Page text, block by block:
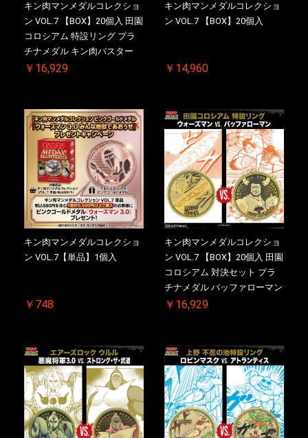
キン肉マンメダルコレクショ
ン VOL.7 【BOX】20個入 田園
コロシアム 特設リング プラ
チナメダル キン肉バスター
VS. キン肉バスターやぶり 初
メダル(非売品)付
￥16,929
キン肉マンメダルコレクショ
ン VOL.7 【BOX】20個入
￥14,960
キン肉マンメダルコレクショ
ン VOL.7【単品】1個入
￥748
キン肉マンメダルコレクショ
ン VOL.7 【BOX】20個入 田園
コロシアム 対決セット プラ
チナメダル バッファローマン
2.0 顎髭 Ver. VS. 光の矢 初回
メダル(非売品)付
￥16,929